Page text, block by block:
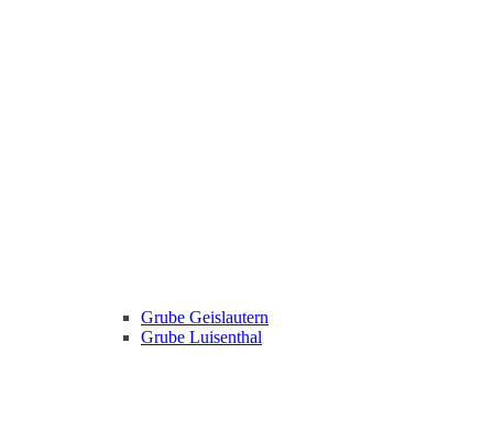
Grube Geislautern
Grube Luisenthal